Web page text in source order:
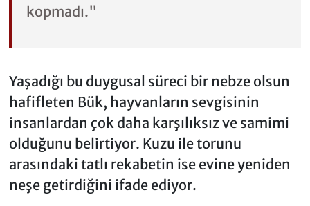
kopmadı."
Yaşadığı bu duygusal süreci bir nebze olsun
hafifleten Bük, hayvanların sevgisinin
insanlardan çok daha karşılıksız ve samimi
olduğunu belirtiyor. Kuzu ile torunu
arasındaki tatlı rekabetin ise evine yeniden
neşe getirdiğini ifade ediyor.